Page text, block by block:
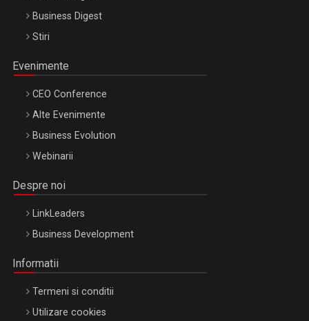
Business Digest
Stiri
Evenimente
CEO Conference
Alte Evenimente
Business Evolution
Webinarii
Despre noi
LinkLeaders
Business Development
Informatii
Termeni si conditii
Utilizare cookies